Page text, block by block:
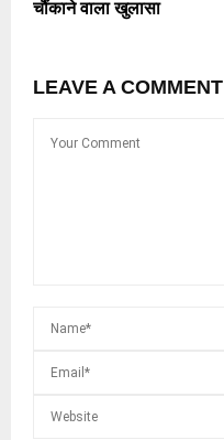
चौंकाने वाला खुलासा
LEAVE A COMMENT